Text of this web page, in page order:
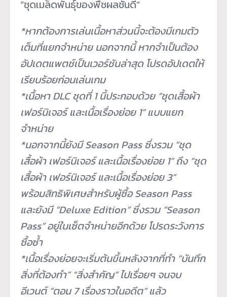
“ชุดเมล็ดพันธุ์ของพืชผลชั้นดี”
*หากต้องการเล่นเนื้อหาส่วนนี้จะต้องมีเกมตัว
เต็มที่แยกจำหน่าย นอกจากนี้ หากจำเป็นต้อง
อัปเดตแพตช์เป็นเวอร์ชันล่าสุด โปรดอัปเดตให้
เรียบร้อยก่อนเล่นเกม
*เนื้อหา DLC ชุดที่ 1 นี้ประกอบด้วย “ชุดเสื้อผ้า
เฟอร์นิเจอร์ และเนื้อเรื่องย่อย 1” แบบแยก
จำหน่าย
*นอกจากนี้ยังมี Season Pass ซึ่งรวม “ชุด
เสื้อผ้า เฟอร์นิเจอร์ และเนื้อเรื่องย่อย 1” ถึง “ชุด
เสื้อผ้า เฟอร์นิเจอร์ และเนื้อเรื่องย่อย 3”
พร้อมสิทธิพิเศษสำหรับผู้ซื้อ Season Pass
และยังมี “Deluxe Edition” ซึ่งรวม “Season
Pass” อยู่ในเซ็ตจำหน่ายอีกด้วย โปรดระวังการ
ซื้อซ้ำ
*เนื้อเรื่องย่อยจะเริ่มต้นขึ้นหลังจากที่ทำ “บันทึก
สิ่งที่ต้องทำ” “สิ่งสำคัญ” ไปเรื่อยๆ จนจบ
อีเวนต์ “ตอน 7 เรื่องราวในอดีต” แล้ว